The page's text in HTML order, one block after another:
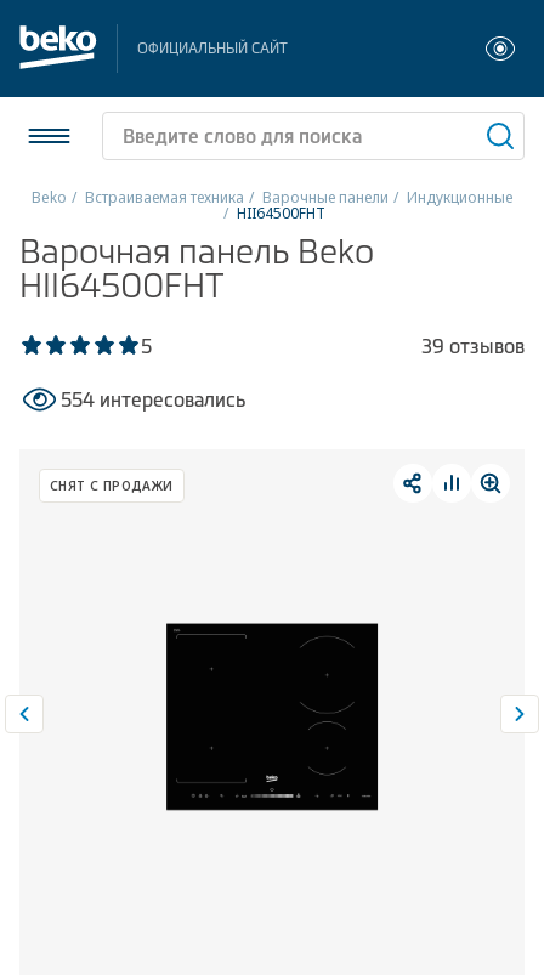
ОФИЦИАЛЬНЫЙ САЙТ
Холодильники и морозильники
Стиральные и сушильные машины
Посудомоечные машины
Плиты
Малая бытовая техника
Beko Встраиваемая техника Варочные панели Индукционные
HII64500FHT
Варочная панель Beko
HII64500FHT
5 39 отзывов
554 интересовались
СНЯТ С ПРОДАЖИ